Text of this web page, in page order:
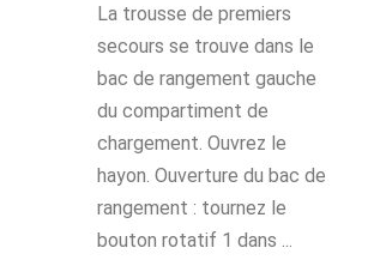
La trousse de premiers
secours se trouve dans le
bac de rangement gauche
du compartiment de
chargement. Ouvrez le
hayon. Ouverture du bac de
rangement : tournez le
bouton rotatif 1 dans ...